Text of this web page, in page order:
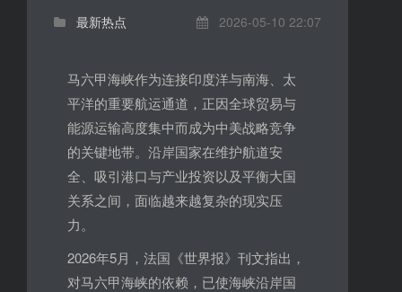
最新热点 2026-05-10 22:07
马六甲海峡作为连接印度洋与南海、太
平洋的重要航运通道，正因全球贸易与
能源运输高度集中而成为中美战略竞争
的关键地带。沿岸国家在维护航道安
全、吸引港口与产业投资以及平衡大国
关系之间，面临越来越复杂的现实压
力。
2026年5月，法国《世界报》刊文指出，
对马六甲海峡的依赖，已使海峡沿岸国